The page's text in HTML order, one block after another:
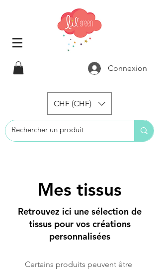
Connexion
CHF (CHF)
Mes tissus
Retrouvez ici une sélection de
tissus pour vos créations
personnalisées
Certains produits peuvent être